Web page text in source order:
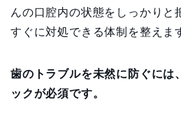
んの口腔内の状態をしっかりと
すぐに対処できる体制を整えま
歯のトラブルを未然に防ぐには
ックが必須です。